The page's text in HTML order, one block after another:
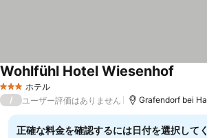
3 ホテルのランク
ホテル
Wohlfühl Hotel Wiesenhof
/ ユーザー評価はありません
正確な料金を確認するには日付を選択してく